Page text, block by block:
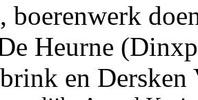
boerenwerk
Heurne
en Dersken